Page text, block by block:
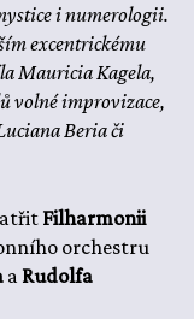
i numerologii.
excentrickému
Mauricia Kagela,
volné improvizace,
Beria či
Filharmonii
orchestru
a Rudolfa